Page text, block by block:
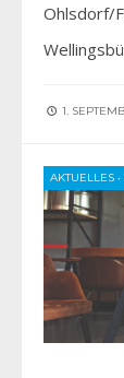
Ohlsdorf/
1.
AKTUELLES •